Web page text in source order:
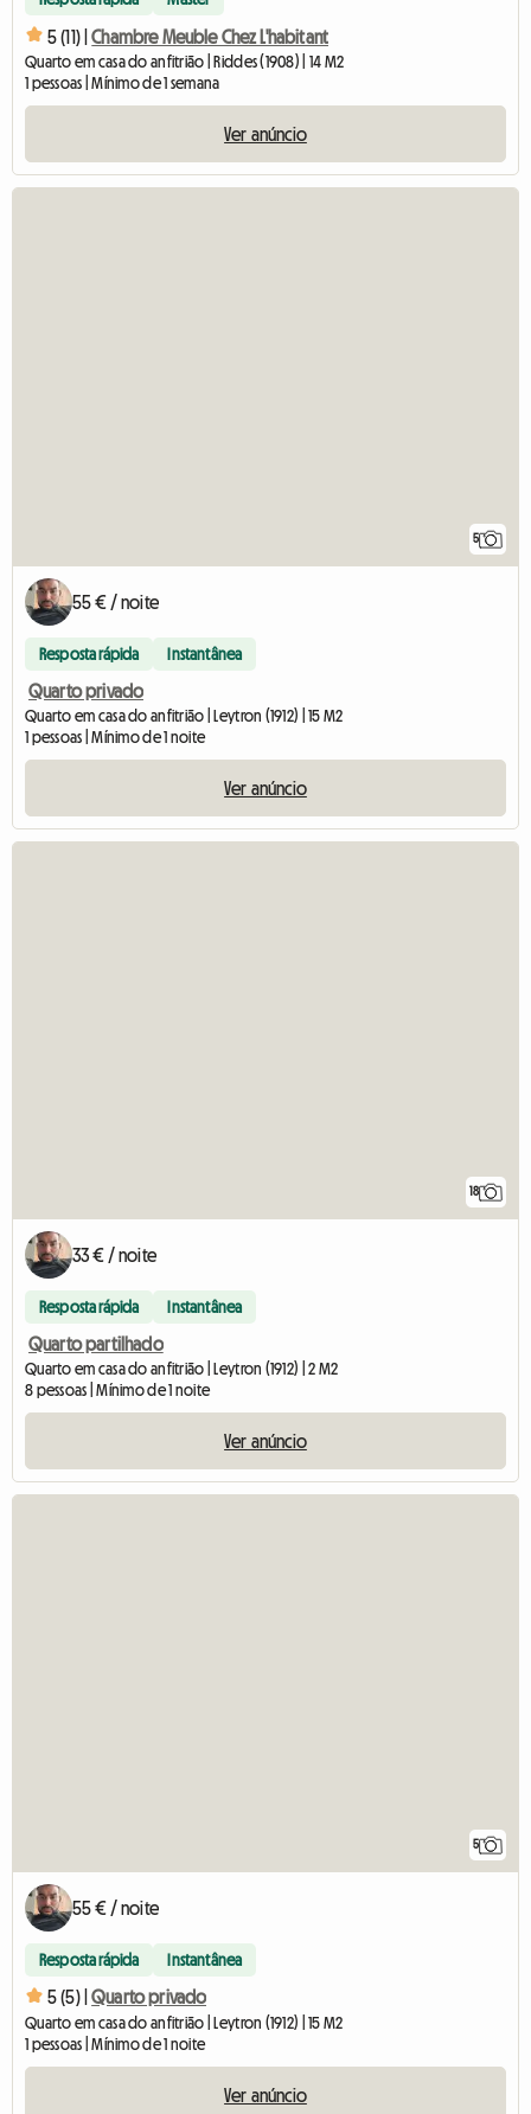
5 (11) | Chambre Meuble Chez L'habitant
Quarto em casa do anfitrião | Riddes (1908) | 14 M2
1 pessoas | Mínimo de 1 semana
Ver anúncio
5
55 € / noite
Resposta rápida Instantânea
Quarto privado
Quarto em casa do anfitrião | Leytron (1912) | 15 M2
1 pessoas | Mínimo de 1 noite
Ver anúncio
18
33 € / noite
Resposta rápida Instantânea
Quarto partilhado
Quarto em casa do anfitrião | Leytron (1912) | 2 M2
8 pessoas | Mínimo de 1 noite
Ver anúncio
5
55 € / noite
Resposta rápida Instantânea
5 (5) | Quarto privado
Quarto em casa do anfitrião | Leytron (1912) | 15 M2
1 pessoas | Mínimo de 1 noite
Ver anúncio